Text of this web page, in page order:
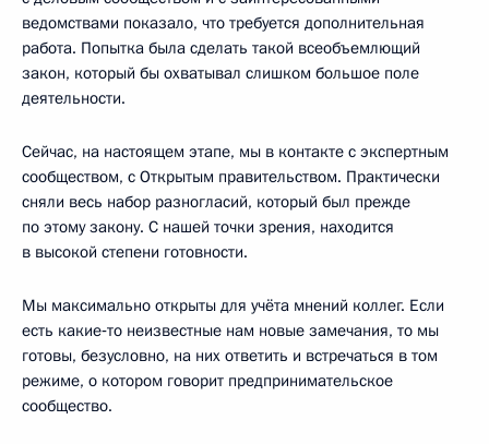
ведомствами показало, что требуется дополнительная
работа. Попытка была сделать такой всеобъемлющий
закон, который бы охватывал слишком большое поле
деятельности.
Сейчас, на настоящем этапе, мы в контакте с экспертным
сообществом, с Открытым правительством. Практически
сняли весь набор разногласий, который был прежде
по этому закону. С нашей точки зрения, находится
в высокой степени готовности.
Мы максимально открыты для учёта мнений коллег. Если
есть какие‑то неизвестные нам новые замечания, то мы
готовы, безусловно, на них ответить и встречаться в том
режиме, о котором говорит предпринимательское
сообщество.